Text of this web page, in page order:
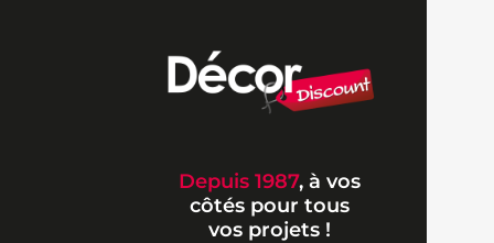
Depuis 1987, à vos
côtés pour tous
vos projets !